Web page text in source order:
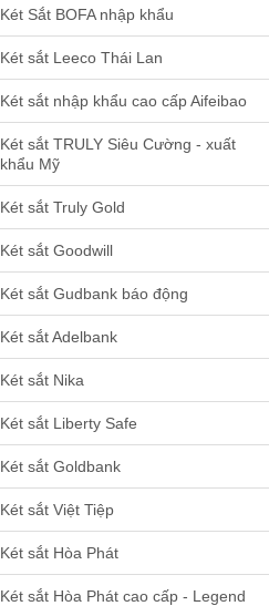
Két Sắt BOFA nhập khẩu
Két sắt Leeco Thái Lan
Két sắt nhập khẩu cao cấp Aifeibao
Két sắt TRULY Siêu Cường - xuất
khẩu Mỹ
Két sắt Truly Gold
Két sắt Goodwill
Két sắt Gudbank báo động
Két sắt Adelbank
Két sắt Nika
Két sắt Liberty Safe
Két sắt Goldbank
Két sắt Việt Tiệp
Két sắt Hòa Phát
Két sắt Hòa Phát cao cấp - Legend